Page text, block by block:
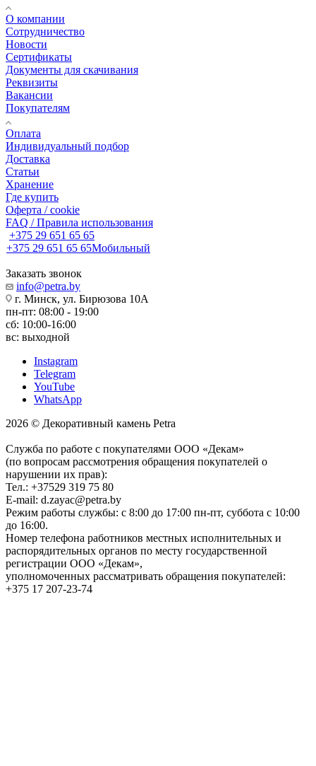
О компании
Сотрудничество
Новости
Сертификаты
Документы для скачивания
Реквизиты
Вакансии
Покупателям
Оплата
Индивидуальный подбор
Доставка
Статьи
Хранение
Где купить
Оферта / cookie
FAQ / Правила использования
+375 29 651 65 65
+375 29 651 65 65Мобильный
Заказать звонок
info@petra.by
г. Минск, ул. Бирюзова 10А
пн-пт: 08:00 - 19:00
сб: 10:00-16:00
вс: выходной
Instagram
Telegram
YouTube
WhatsApp
2026 © Декоративный камень Petra
Служба по работе с покупателями ООО «Декам»
(по вопросам рассмотрения обращения покупателей о
нарушении их прав):
Тел.: +37529 319 75 80
E-mail: d.zayac@petra.by
Режим работы службы: с 8:00 до 17:00 пн-пт, суббота с 10:00
до 16:00.
Номер телефона работников местных исполнительных и
распорядительных органов по месту государственной
регистрации ООО «Декам»,
уполномоченных рассматривать обращения покупателей:
+375 17 207-23-74